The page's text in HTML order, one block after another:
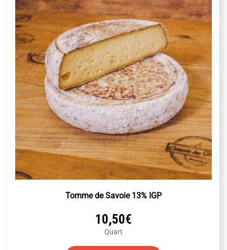
options
peuvent
être
choisies
sur
la
page
du
produit
Tomme de Savoie 13% IGP
10,50€
Quart